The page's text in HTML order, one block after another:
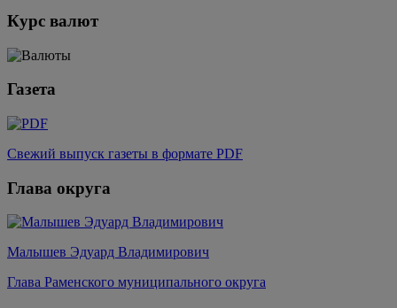
Курс валют
Газета
Свежий выпуск газеты в формате PDF
Глава округа
Малышев Эдуард Владимирович
Глава Раменского муниципального округа